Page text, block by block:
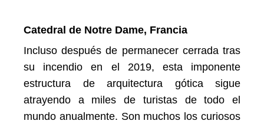
Catedral de Notre Dame, Francia
Incluso después de permanecer cerrada tras
su incendio en el 2019, esta imponente
estructura de arquitectura gótica sigue
atrayendo a miles de turistas de todo el
mundo anualmente. Son muchos los curiosos